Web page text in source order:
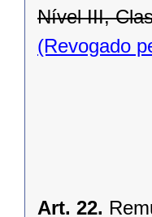
Nível III,
(Revogado
Art. 22.